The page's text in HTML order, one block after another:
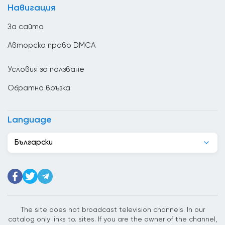
Гватемала
Германия
Джибути
Египет
Навигация
За сайта
Авторско право DMCA
Условия за ползване
Обратна връзка
Language
Български
The site does not broadcast television channels. In our
catalog only links to. sites. If you are the owner of the channel,